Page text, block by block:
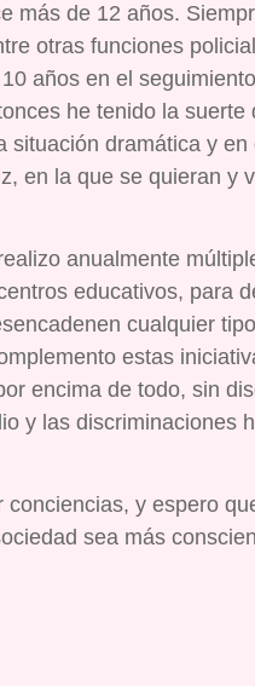
más de 12 años.
otras funciones
años en el
he tenido la
dramática y
en la que se quieran y
anualmente
educativos, para
cualquier
estas
encima de todo, sin
y las discriminaciones
y espero
sea más